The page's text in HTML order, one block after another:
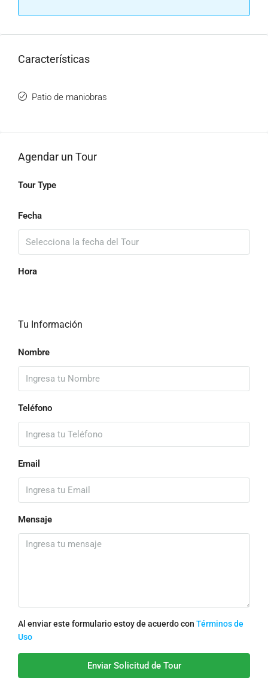
Características
Patio de maniobras
Agendar un Tour
Tour Type
Fecha
Hora
Tu Información
Nombre
Teléfono
Email
Mensaje
Al enviar este formulario estoy de acuerdo con Términos de
Uso
Enviar Solicitud de Tour